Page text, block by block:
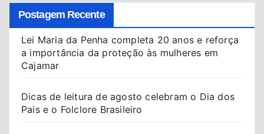
Postagem Recente
Lei Maria da Penha completa 20 anos e reforça
a importância da proteção às mulheres em
Cajamar
Dicas de leitura de agosto celebram o Dia dos
Pais e o Folclore Brasileiro